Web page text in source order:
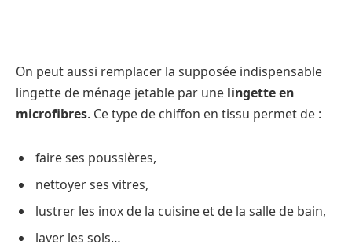
On peut aussi remplacer la supposée indispensable
lingette de ménage jetable par une lingette en
microfibres. Ce type de chiffon en tissu permet de :
faire ses poussières,
nettoyer ses vitres,
lustrer les inox de la cuisine et de la salle de bain,
laver les sols…